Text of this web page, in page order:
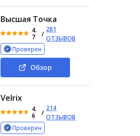
Высшая Точка
4.
7
/
281
ОТЗЫВОВ
Проверен
Обзор
Velrix
4.
6
/
214
ОТЗЫВОВ
Проверен